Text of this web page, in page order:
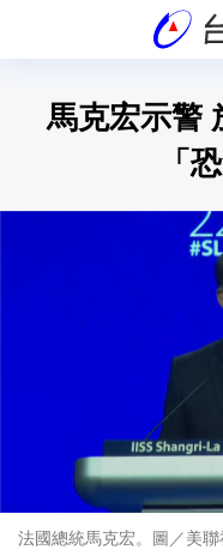
馬克宏示警
「
法國總統馬克宏。圖／美聯